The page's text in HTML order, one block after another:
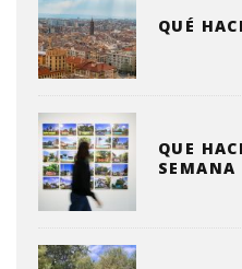
QUÉ
QUE
SEMANA